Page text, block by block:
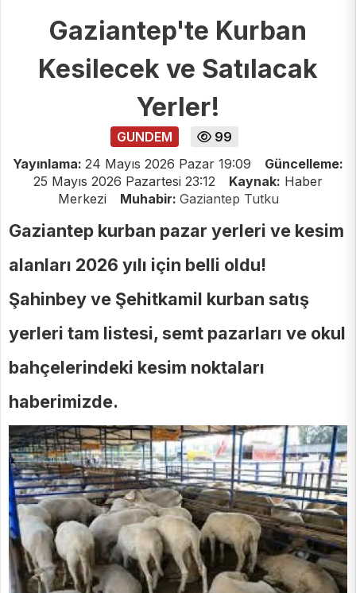
Gaziantep'te Kurban
Kesilecek ve Satılacak
Yerler!
GUNDEM
99
Yayınlama: 24 Mayıs 2026 Pazar 19:09
Güncelleme:
25 Mayıs 2026 Pazartesi 23:12
Kaynak: Haber
Merkezi
Muhabir: Gaziantep Tutku
Gaziantep kurban pazar yerleri ve kesim
alanları 2026 yılı için belli oldu!
Şahinbey ve Şehitkamil kurban satış
yerleri tam listesi, semt pazarları ve okul
bahçelerindeki kesim noktaları
haberimizde.